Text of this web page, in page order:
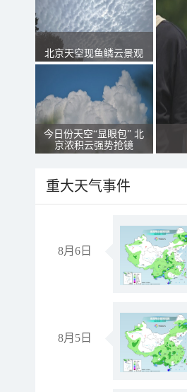
北京天空现鱼鳞云景观
今日份天空“显眼包” 北
京浓积云强势抢镜
重大天气事件
8月6日
8月5日